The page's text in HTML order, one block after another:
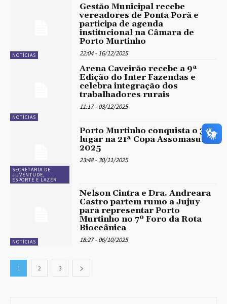
NOTÍCIAS
Gestão Municipal recebe
vereadores de Ponta Porã e
participa de agenda
institucional na Câmara de
Porto Murtinho
22:04 - 16/12/2025
NOTÍCIAS
Arena Caveirão recebe a 9ª
Edição do Inter Fazendas e
celebra integração dos
trabalhadores rurais
11:17 - 08/12/2025
SECRETARIA DE
JUVENTUDE,
ESPORTE E LAZER
Porto Murtinho conquista o 3º
lugar na 21ª Copa Assomasul
2025
23:48 - 30/11/2025
NOTÍCIAS
Nelson Cintra e Dra. Andreara
Castro partem rumo a Jujuy
para representar Porto
Murtinho no 7º Foro da Rota
Bioceânica
18:27 - 06/10/2025
1 2 3